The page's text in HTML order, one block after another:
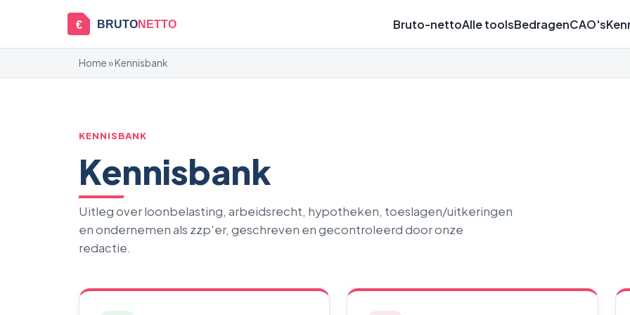
€ BRUTONETTO Bruto-nettoAlle toolsBedragenCAO's
Home» Kennisbank
KENNISBANK
Kennisbank
Uitleg over loonbelasting, arbeidsrecht, hypotheken, toeslagen/uitkeringen
en ondernemen als zzp'er, geschreven en gecontroleerd door onze
redactie.